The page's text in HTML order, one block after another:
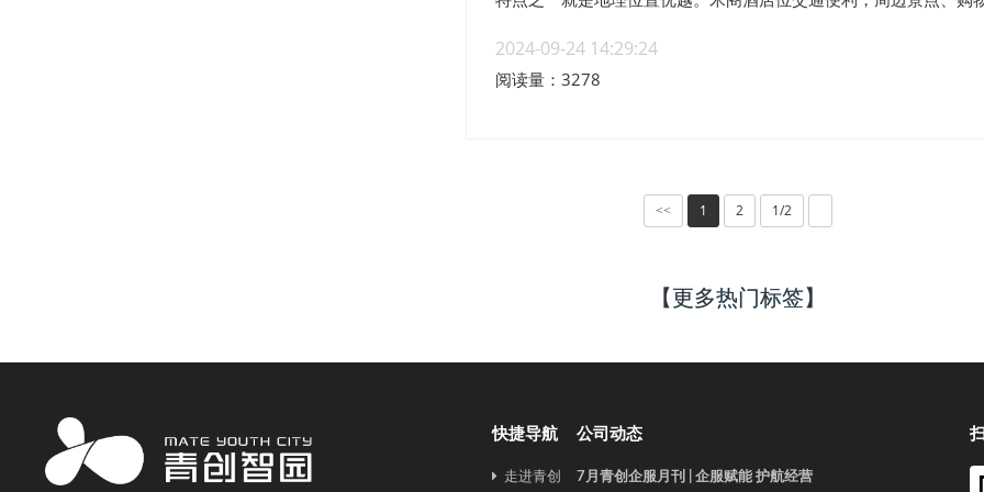
2024-09-24 14:29:24
阅读量：3278
<< 1 2 1/2
【更多热门标签】
快捷导航
走进青创
公司动态
7月青创企服月刊 | 企服赋能 护航经营